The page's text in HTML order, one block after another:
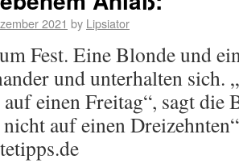
2021 by Lipsiator
Fest. Eine Blonde und
und unterhalten sich.
auf einen Freitag“, sagt die
auf einen